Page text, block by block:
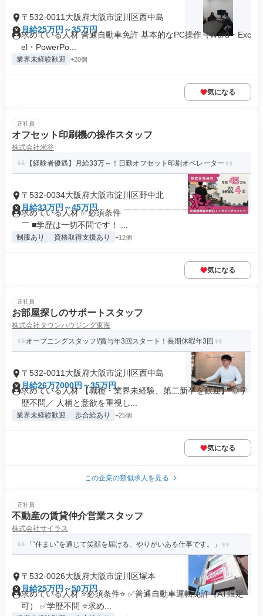
〒532-0011大阪府大阪市淀川区西中島
月給25万円～35万円
求めている人材 普通自動車免許 基本的なPC操作（Word・Exc
el・PowerPo...
業界未経験歓迎 +20個
気になる
正社員
オフセット印刷機の操作スタッフ
株式会社米谷
【経験者優遇】月給33万～！日勤オフセット印刷オペレーター
〒532-0034大阪府大阪市淀川区野中北
月給33万円～45万円
求めている人材 ✅必須条件 ￣￣￣￣￣￣￣￣￣￣￣￣￣￣￣
￣ ■学歴は一切不問です！ ...
制服あり 資格取得支援あり +12個
気になる
正社員
お部屋探しのサポートスタッフ
株式会社タウンハウジング東海
オープニングスタッフ!/賞与年3回スタート！長期休暇年3回
〒532-0011大阪府大阪市淀川区西中島
月給26万7000円～35万円
求めている人材 【職種・業界未経験、第二新卒を歓迎】 ◎学
歴不問／ 人柄と意欲を重視し...
業界未経験歓迎 歩合給あり +25個
気になる
この企業の類似求人を見る
正社員
不動産の賃貸仲介営業スタッフ
株式会社サイラス
「“住まい”を通じて笑顔を届ける、やりがいある仕事です。」
〒532-0026大阪府大阪市淀川区塚本
月給25万円～50万円
求めている人材 ⭐必須条件⭐ ✅普通自動車運転免許（AT限定
可） ✅学歴不問 ⭐求め...